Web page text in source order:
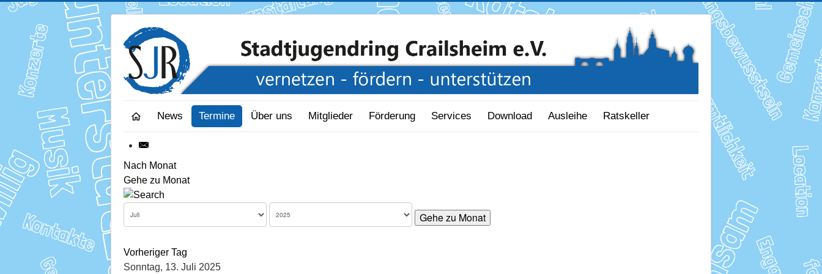
News Termine Über uns Mitglieder Förderung Services Download Ausleihe Ratskeller
Nach Monat
Gehe zu Monat
Gehe zu Monat
Vorheriger Tag
Sonntag, 13. Juli 2025